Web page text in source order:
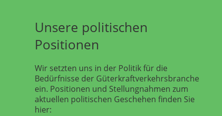
Unsere politischen
Positionen
Wir setzten uns in der Politik für die
Bedürfnisse der Güterkraftverkehrsbranche
ein. Positionen und Stellungnahmen zum
aktuellen politischen Geschehen finden Sie
hier: